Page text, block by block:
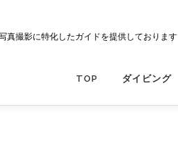
真撮影に特化したガイドを提供しております
TOP ダイビング